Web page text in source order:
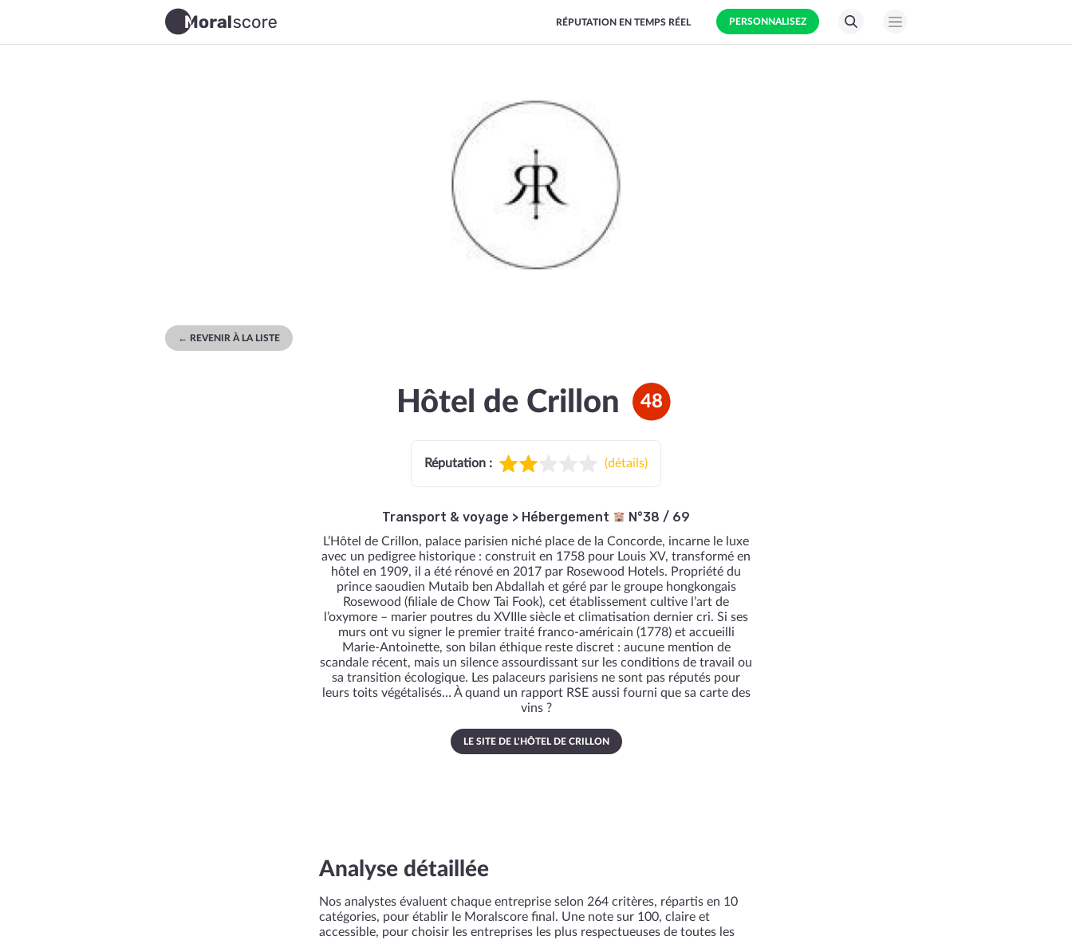
PERSONNALISEZ
RÉPUTATION EN TEMPS RÉEL
← REVENIR À LA LISTE
Hôtel de Crillon 48
Réputation : (détails)
Transport & voyage > Hébergement N°38 / 69
L’Hôtel de Crillon, palace parisien niché place de la Concorde, incarne le luxe
avec un pedigree historique : construit en 1758 pour Louis XV, transformé en
hôtel en 1909, il a été rénové en 2017 par Rosewood Hotels. Propriété du
prince saoudien Mutaib ben Abdallah et géré par le groupe hongkongais
Rosewood (filiale de Chow Tai Fook), cet établissement cultive l’art de
l’oxymore – marier poutres du XVIIIe siècle et climatisation dernier cri. Si ses
murs ont vu signer le premier traité franco-américain (1778) et accueilli
Marie-Antoinette, son bilan éthique reste discret : aucune mention de
scandale récent, mais un silence assourdissant sur les conditions de travail ou
sa transition écologique. Les palaceurs parisiens ne sont pas réputés pour
leurs toits végétalisés… À quand un rapport RSE aussi fourni que sa carte des
vins ?
LE SITE DE L'HÔTEL DE CRILLON
Analyse détaillée
Nos analystes évaluent chaque entreprise selon 264 critères, répartis en 10
catégories, pour établir le Moralscore final. Une note sur 100, claire et
accessible, pour choisir les entreprises les plus respectueuses de toutes les